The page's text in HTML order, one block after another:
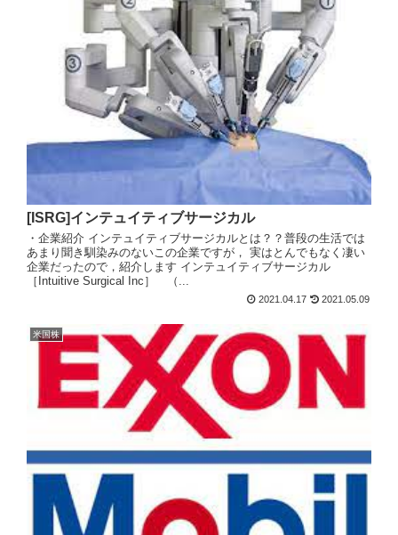
[ISRG]インテュイティブサージカル
・企業紹介 インテュイティブサージカルとは？？普段の生活では
あまり聞き馴染みのないこの企業ですが， 実はとんでもなく凄い
企業だったので，紹介します インテュイティブサージカル
［Intuitive Surgical Inc］ （...
2021.04.17 2021.05.09
米国株